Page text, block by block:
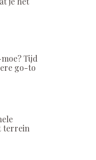
Tijd
go-to
terrein